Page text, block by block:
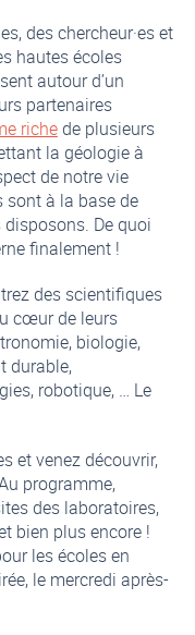
des chercheur·es et
hautes écoles
autour d’un
partenaires
richede plusieurs
la géologie à
de notre vie
sont à la base de
De quoi
finalement !
des scientifiques
cœur de leurs
biologie,
durable,
robotique, … Le
et venez découvrir,
programme,
des laboratoires,
bien plus encore !
les écoles en
le mercredi après-